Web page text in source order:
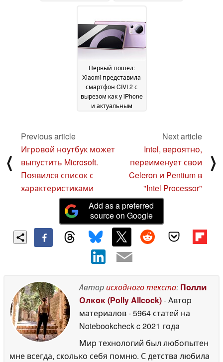
Первый пошел:
Xiaomi представила
смартфон CIVI 2 с
вырезом как у iPhone
и актуальным
⟨
Previous article
Игровой ноутбук может
выпустить Microsoft.
Появился список с
характеристиками
Next article
Intel, вероятно,
переименует свои
Celeron и Pentium в
"Intel Processor"
⟩
Add as a preferred
source on Google
Авторисходного текста: Полли
Олкок (Polly Allcock)- Автор
материалов- 5964 статей на
Notebookcheckc 2021 года
Мир технологий был любопытен
мне всегда, сколько себя помню. С детства любила